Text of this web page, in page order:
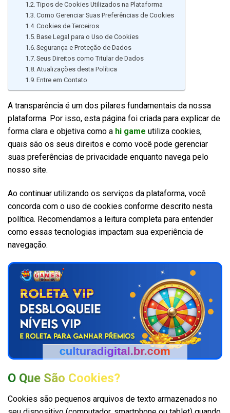
Tipos de Cookies Utilizados na Plataforma
Como Gerenciar Suas Preferências de Cookies
Cookies de Terceiros
Base Legal para o Uso de Cookies
Segurança e Proteção de Dados
Seus Direitos como Titular de Dados
Atualizações desta Política
Entre em Contato
A transparência é um dos pilares fundamentais da nossa
plataforma. Por isso, esta página foi criada para explicar de
forma clara e objetiva como a hi game utiliza cookies,
quais são os seus direitos e como você pode gerenciar
suas preferências de privacidade enquanto navega pelo
nosso site.
Ao continuar utilizando os serviços da plataforma, você
concorda com o uso de cookies conforme descrito nesta
política. Recomendamos a leitura completa para entender
como essas tecnologias impactam sua experiência de
navegação.
O Que São Cookies?
Cookies são pequenos arquivos de texto armazenados no